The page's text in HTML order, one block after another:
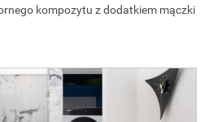
kompozytu z dodatkiem mączki